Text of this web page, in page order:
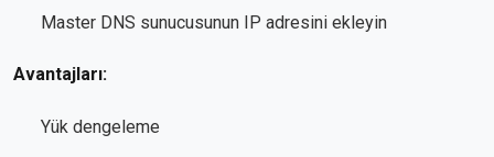
Master DNS sunucusunun IP adresini ekleyin
Avantajları:
Yük dengeleme